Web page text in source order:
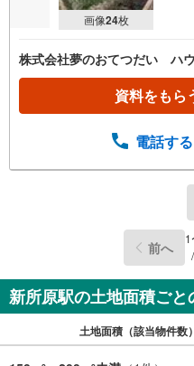
画像24枚
株式会社夢のおてつだい ハ
資料をもら
電話する
前へ 1
/
新所原駅の土地面積ごと
土地面積（該当物件数）